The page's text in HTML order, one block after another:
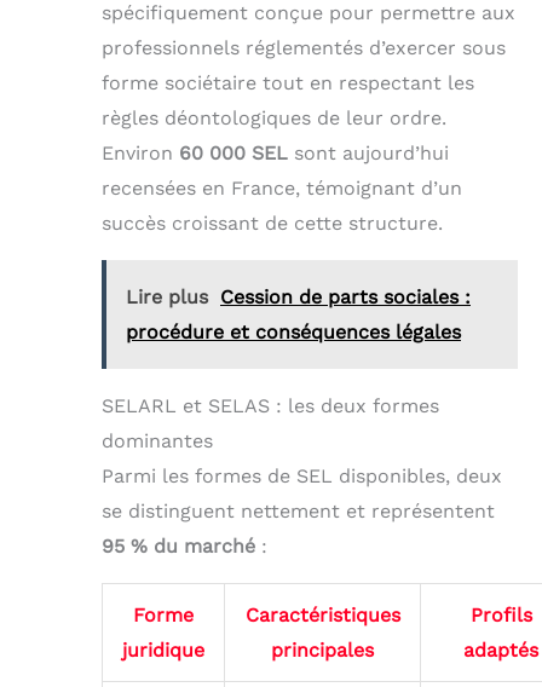
spécifiquement conçue pour permettre aux
professionnels réglementés d’exercer sous
forme sociétaire tout en respectant les
règles déontologiques de leur ordre.
Environ 60 000 SEL sont aujourd’hui
recensées en France, témoignant d’un
succès croissant de cette structure.
Lire plus Cession de parts sociales :
procédure et conséquences légales
SELARL et SELAS : les deux formes
dominantes
Parmi les formes de SEL disponibles, deux
se distinguent nettement et représentent
95 % du marché :
Forme
juridique
Caractéristiques
principales
Profils
adaptés